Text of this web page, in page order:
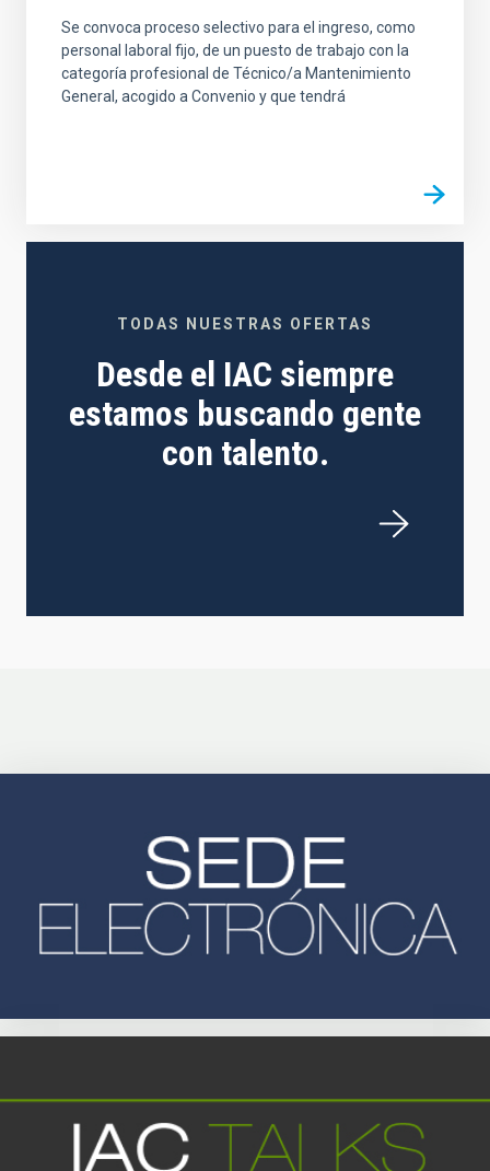
Se convoca proceso selectivo para el ingreso, como
personal laboral fijo, de un puesto de trabajo con la
categoría profesional de Técnico/a Mantenimiento
General, acogido a Convenio y que tendrá
TODAS NUESTRAS OFERTAS
Desde el IAC siempre
estamos buscando gente
con talento.